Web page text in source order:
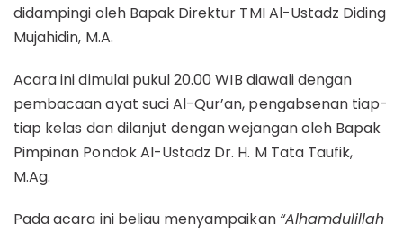
didampingi oleh Bapak Direktur TMI Al-Ustadz Diding
Mujahidin, M.A.
Acara ini dimulai pukul 20.00 WIB diawali dengan
pembacaan ayat suci Al-Qur’an, pengabsenan tiap-
tiap kelas dan dilanjut dengan wejangan oleh Bapak
Pimpinan Pondok Al-Ustadz Dr. H. M Tata Taufik,
M.Ag.
Pada acara ini beliau menyampaikan “Alhamdulillah